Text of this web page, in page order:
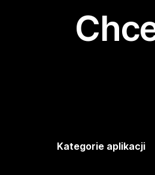
Kategorie aplikacji